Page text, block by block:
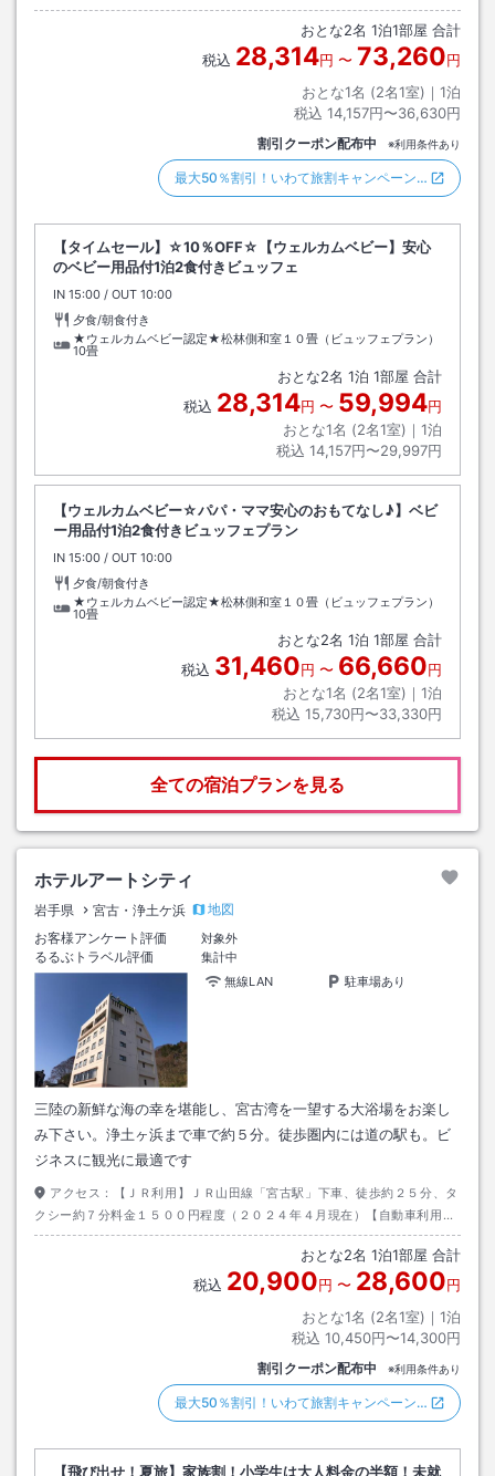
おとな2名 1泊1部屋 合計
税込 28,314円 〜 73,260円
おとな1名 (2名1室)｜ 1泊
税込 14,157円〜36,630円
割引クーポン配布中 ※利用条件あり
最大50％割引！いわて旅割キャンペーン…
【タイムセール】☆10％OFF☆【ウェルカムベビー】安心
のベビー用品付1泊2食付きビュッフェ
IN チェックイン
15:00 / OUT チェックアウト
10:00
夕食/朝食付き
★ウェルカムベビー認定★松林側和室１０畳（ビュッフェプラン）
10畳
おとな2名 1泊 1部屋 合計
税込 28,314円 〜 59,994円
おとな1名 (2名1室)｜ 1泊
税込 14,157円〜29,997円
【ウェルカムベビー☆パパ・ママ安心のおもてなし♪】ベビ
ー用品付1泊2食付きビュッフェプラン
IN チェックイン
15:00 / OUT チェックアウト
10:00
夕食/朝食付き
★ウェルカムベビー認定★松林側和室１０畳（ビュッフェプラン）
10畳
おとな2名 1泊 1部屋 合計
税込 31,460円 〜 66,660円
おとな1名 (2名1室)｜ 1泊
税込 15,730円〜33,330円
全ての宿泊プランを見る
ホテルアートシティ
岩手県 宮古・浄土ケ浜
地図
お客様アンケート評価
対象外
るるぶトラベル評価
集計中
無線LAN
駐車場あり
三陸の新鮮な海の幸を堪能し、宮古湾を一望する大浴場をお楽し
み下さい。浄土ヶ浜まで車で約５分。徒歩圏内には道の駅も。ビ
ジネスに観光に最適です
アクセス：
【ＪＲ利用】ＪＲ山田線「宮古駅」下車、徒歩約２５分、タ
クシー約７分料金１５００円程度（２０２４年４月現在）【自動車利用】
東北自動車道「盛岡南I．C」より国道１０６号線。目標物：ローソン鍬ヶ
おとな2名 1泊1部屋 合計
税込 20,900円 〜 28,600円
おとな1名 (2名1室)｜ 1泊
税込 10,450円〜14,300円
割引クーポン配布中 ※利用条件あり
最大50％割引！いわて旅割キャンペーン…
【飛び出せ！夏旅】家族割！小学生は大人料金の半額！未就